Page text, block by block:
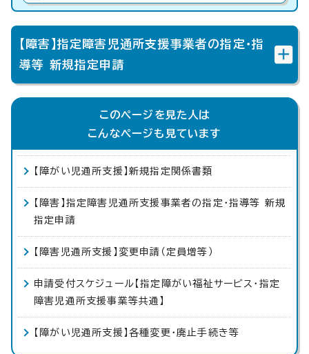
【障害】指定障害児通所支援事業者の指定・指
導等 新規指定申請
このページを見た人は
こんなページも見ています
【障がい児通所支援】新規指定関係書類
【障害】指定障害児通所支援事業者の指定・指導等 新規
指定申請
【障害児通所支援】変更申請（定員増等）
申請受付スケジュール【指定障がい福祉サービス・指定
障害児通所支援事業等共通】
【障がい児通所支援】各種変更・廃止手続き等